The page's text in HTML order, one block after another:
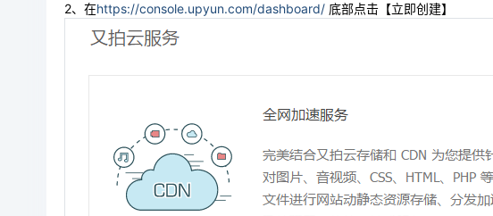
2、在https://console.upyun.com/dashboard/ 底部点击【立即创建】